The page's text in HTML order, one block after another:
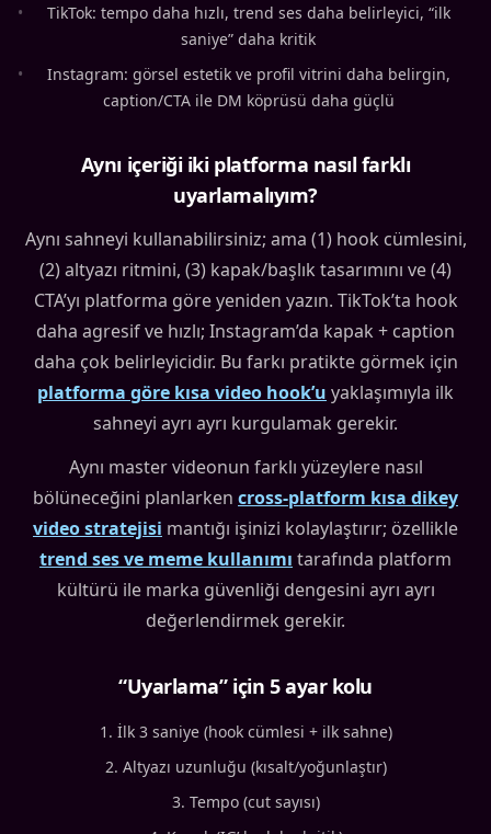
•
TikTok: tempo daha hızlı, trend ses daha belirleyici, “ilk
saniye” daha kritik
•
Instagram: görsel estetik ve profil vitrini daha belirgin,
caption/CTA ile DM köprüsü daha güçlü
Aynı içeriği iki platforma nasıl farklı
uyarlamalıyım?
Aynı sahneyi kullanabilirsiniz; ama (1) hook cümlesini,
(2) altyazı ritmini, (3) kapak/başlık tasarımını ve (4)
CTA’yı platforma göre yeniden yazın. TikTok’ta hook
daha agresif ve hızlı; Instagram’da kapak + caption
daha çok belirleyicidir. Bu farkı pratikte görmek için
platforma göre kısa video hook’u yaklaşımıyla ilk
sahneyi ayrı ayrı kurgulamak gerekir.
Aynı master videonun farklı yüzeylere nasıl
bölüneceğini planlarken cross-platform kısa dikey
video stratejisi mantığı işinizi kolaylaştırır; özellikle
trend ses ve meme kullanımı tarafında platform
kültürü ile marka güvenliği dengesini ayrı ayrı
değerlendirmek gerekir.
“Uyarlama” için 5 ayar kolu
İlk 3 saniye (hook cümlesi + ilk sahne)
Altyazı uzunluğu (kısalt/yoğunlaştır)
Tempo (cut sayısı)